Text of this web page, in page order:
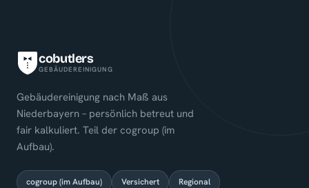
cobutlers
GEBÄUDEREINIGUNG
Gebäudereinigung nach Maß aus
Niederbayern – persönlich betreut und
fair kalkuliert. Teil der cogroup (im
Aufbau).
cogroup (im Aufbau) Versichert Regional